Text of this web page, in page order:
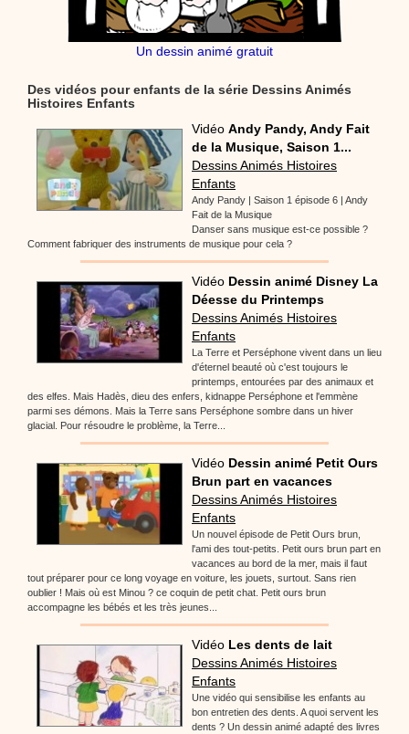
Un dessin animé gratuit
Des vidéos pour enfants de la série Dessins Animés
Histoires Enfants
Vidéo Andy Pandy, Andy Fait
de la Musique, Saison 1...
Dessins Animés Histoires
Enfants
Andy Pandy | Saison 1 épisode 6 | Andy
Fait de la Musique
Danser sans musique est-ce possible ?
Comment fabriquer des instruments de musique pour cela ?
Vidéo Dessin animé Disney La
Déesse du Printemps
Dessins Animés Histoires
Enfants
La Terre et Perséphone vivent dans un lieu
d'éternel beauté où c'est toujours le
printemps, entourées par des animaux et
des elfes. Mais Hadès, dieu des enfers, kidnappe Perséphone et l'emmène
parmi ses démons. Mais la Terre sans Perséphone sombre dans un hiver
glacial. Pour résoudre le problème, la Terre...
Vidéo Dessin animé Petit Ours
Brun part en vacances
Dessins Animés Histoires
Enfants
Un nouvel épisode de Petit Ours brun,
l'ami des tout-petits. Petit ours brun part en
vacances au bord de la mer, mais il faut
tout préparer pour ce long voyage en voiture, les jouets, surtout. Sans rien
oublier ! Mais où est Minou ? ce coquin de petit chat. Petit ours brun
accompagne les bébés et les très jeunes...
Vidéo Les dents de lait
Dessins Animés Histoires
Enfants
Une vidéo qui sensibilise les enfants au
bon entretien des dents. A quoi servent les
dents ? Un dessin animé adapté des livres